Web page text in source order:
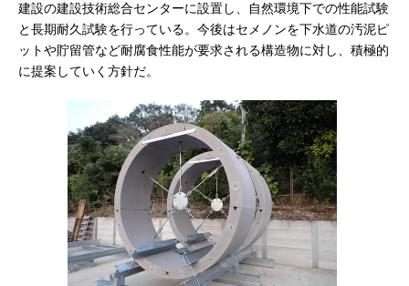
建設の建設技術総合センターに設置し、自然環境下での性能試験
と長期耐久試験を行っている。今後はセメノンを下水道の汚泥ピ
ットや貯留管など耐腐食性能が要求される構造物に対し、積極的
に提案していく方針だ。